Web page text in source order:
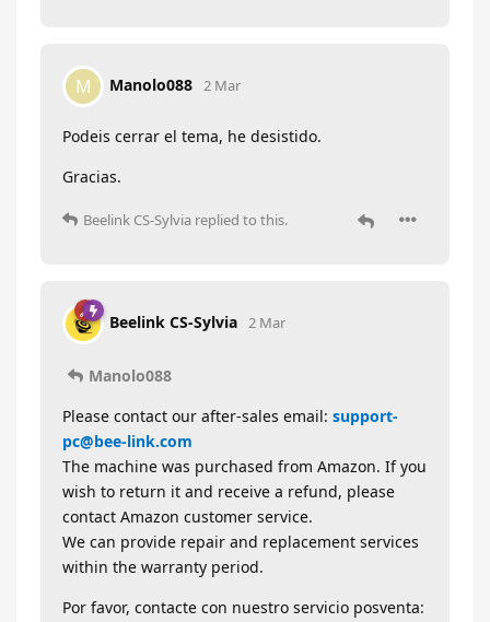
M Manolo088 2 Mar
Podeis cerrar el tema, he desistido.
Gracias.
Beelink CS-Sylvia replied to this.
Beelink CS-Sylvia 2 Mar
Manolo088
Please contact our after-sales email: support-
pc@bee-link.com
The machine was purchased from Amazon. If you
wish to return it and receive a refund, please
contact Amazon customer service.
We can provide repair and replacement services
within the warranty period.
Por favor, contacte con nuestro servicio posventa: